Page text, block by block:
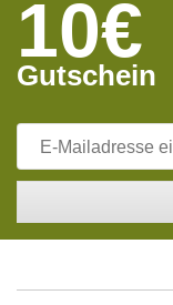
10€
Gutschein